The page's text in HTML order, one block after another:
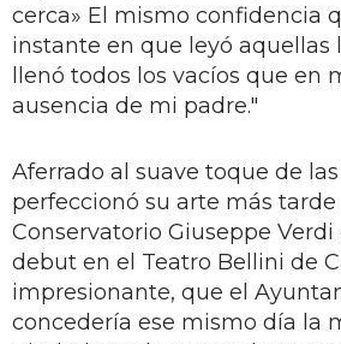
cerca» El mismo confidencia
instante en que leyó aquellas
llenó todos los vacíos que en
ausencia de mi padre."
Aferrado al suave toque de
perfeccionó su arte más tarde
Conservatorio Giuseppe Verdi
debut en el Teatro Bellini de
impresionante, que el
concedería ese mismo día la